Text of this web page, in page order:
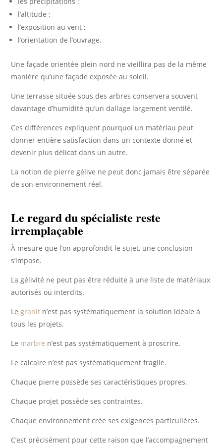
l’altitude ;
l’exposition au vent ;
l’orientation de l’ouvrage.
Une façade orientée plein nord ne vieillira pas de la même
manière qu’une façade exposée au soleil.
Une terrasse située sous des arbres conservera souvent
davantage d’humidité qu’un dallage largement ventilé.
Ces différences expliquent pourquoi un matériau peut
donner entière satisfaction dans un contexte donné et
devenir plus délicat dans un autre.
La notion de pierre gélive ne peut donc jamais être séparée
de son environnement réel.
Le regard du spécialiste reste
irremplaçable
À mesure que l’on approfondit le sujet, une conclusion
s’impose.
La gélivité ne peut pas être réduite à une liste de matériaux
autorisés ou interdits.
Legranit n’est pas systématiquement la solution idéale à
tous les projets.
Le marbre n’est pas systématiquement à proscrire.
Le calcaire n’est pas systématiquement fragile.
Chaque pierre possède ses caractéristiques propres.
Chaque projet possède ses contraintes.
Chaque environnement crée ses exigences particulières.
C’est précisément pour cette raison que l’accompagnement